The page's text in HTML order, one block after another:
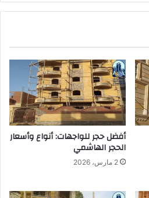
أفضل حجر للواجهات: أنواع وأسعار
الحجر الهاشمي
2 مارس، 2026